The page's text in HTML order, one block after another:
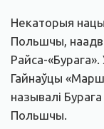
Некаторыя
Польшчы,
Райса-
Гайнаўцы
называлі
Польшчы.